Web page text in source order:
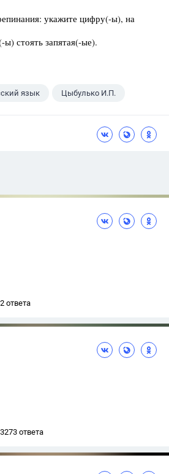
укажите цифру(-ы), на
стоять запятая(-ые).
язык Цыбулько И.П.
ответа
3273 ответа